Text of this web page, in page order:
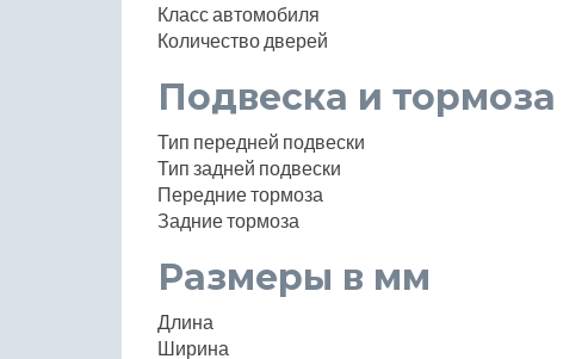
Класс автомобиля
Количество дверей
Подвеска и тормоза
Тип передней подвески
Тип задней подвески
Передние тормоза
Задние тормоза
Размеры в мм
Длина
Ширина